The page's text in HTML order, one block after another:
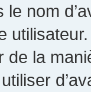
nom
de la